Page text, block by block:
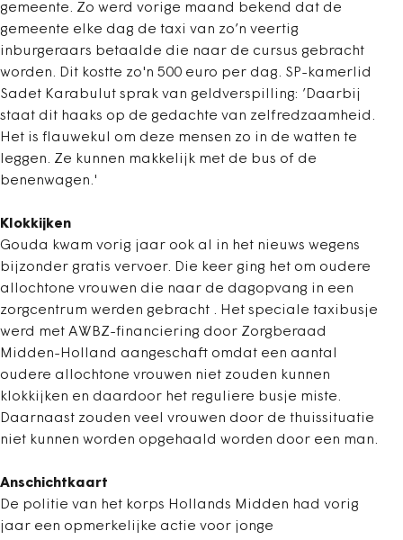
gemeente. Zo werd vorige maand bekend dat de
gemeente elke dag de taxi van zo’n veertig
inburgeraars betaalde die naar de cursus gebracht
worden. Dit kostte zo'n 500 euro per dag. SP-kamerlid
Sadet Karabulut sprak van geldverspilling: ’Daarbij
staat dit haaks op de gedachte van zelfredzaamheid.
Het is flauwekul om deze mensen zo in de watten te
leggen. Ze kunnen makkelijk met de bus of de
benenwagen.'
Klokkijken
Gouda kwam vorig jaar ook al in het nieuws wegens
bijzonder gratis vervoer. Die keer ging het om oudere
allochtone vrouwen die naar de dagopvang in een
zorgcentrum werden gebracht . Het speciale taxibusje
werd met AWBZ-financiering door Zorgberaad
Midden-Holland aangeschaft omdat een aantal
oudere allochtone vrouwen niet zouden kunnen
klokkijken en daardoor het reguliere busje miste.
Daarnaast zouden veel vrouwen door de thuissituatie
niet kunnen worden opgehaald worden door een man.
Anschichtkaart
De politie van het korps Hollands Midden had vorig
jaar een opmerkelijke actie voor jonge